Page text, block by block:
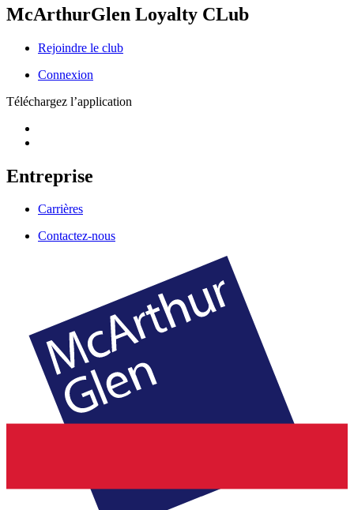
McArthurGlen Loyalty CLub
Rejoindre le club
Connexion
Téléchargez l’application
Entreprise
Carrières
Contactez-nous